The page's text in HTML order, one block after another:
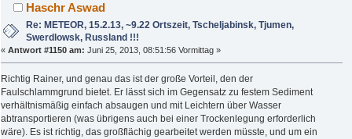
Haschr Aswad
Re: METEOR, 15.2.13, ~9.22 Ortszeit, Tscheljabinsk, Tjumen,
Swerdlowsk, Russland !!!
« Antwort #1150 am: Juni 25, 2013, 08:51:56 Vormittag »
Richtig Rainer, und genau das ist der große Vorteil, den der
Faulschlammgrund bietet. Er lässt sich im Gegensatz zu festem Sediment
verhältnismäßig einfach absaugen und mit Leichtern über Wasser
abtransportieren (was übrigens auch bei einer Trockenlegung erforderlich
wäre). Es ist richtig, das großflächig gearbeitet werden müsste, und um ein